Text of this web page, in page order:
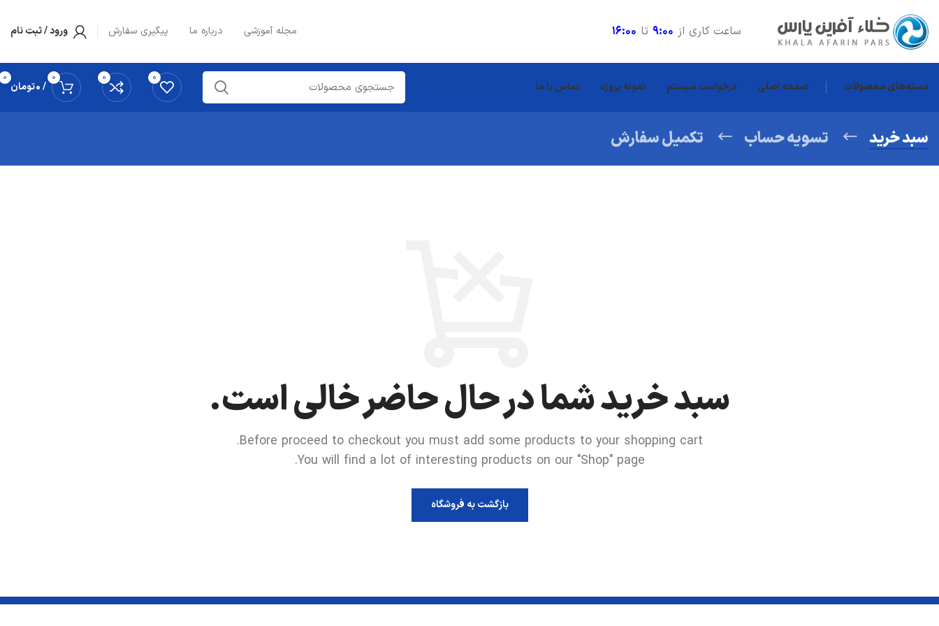
ساعت کاری از 9:00 تا 16:00 مجله آموزشی درباره ما پیگیری سفارش ورود / ثبت نام
دسته‌های محصولات صفحه اصلی درخواست سیستم نمونه پروژه تماس با ما
0
0
0
0
/
0تومان
سبد خرید تسویه حساب تکمیل سفارش
سبد خرید شما در حال حاضر خالی است.
Before proceed to checkout you must add some products to your shopping cart.
You will find a lot of interesting products on our "Shop" page.
بازگشت به فروشگاه